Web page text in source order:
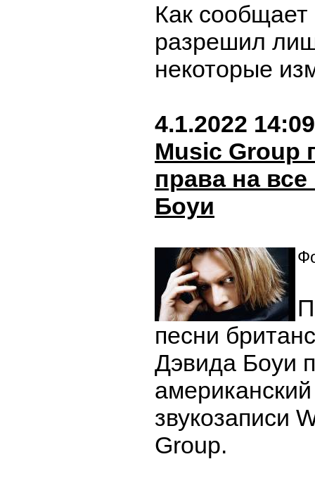
Как сообщает
разрешил
некоторые
4.1.2022 14:09
Music Group
права на
Боуи
песни
Дэвида Боуи
звукозаписи
Group.